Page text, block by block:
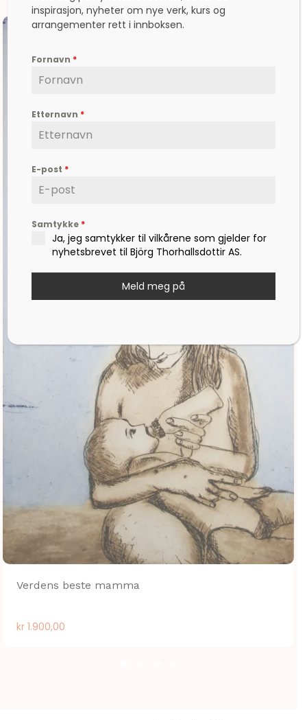
Verdens beste mamma
kr 1.900,00
inspirasjon, nyheter om nye verk, kurs og
arrangementer rett i innboksen.
Fornavn *
Etternavn *
E-post *
Samtykke *
Ja, jeg samtykker til vilkårene som gjelder for
nyhetsbrevet til Björg Thorhallsdottir AS.
Meld meg på